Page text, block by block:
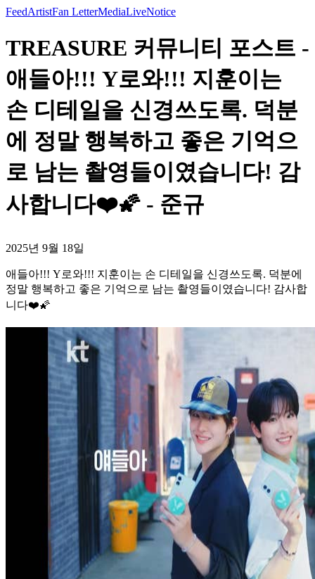
FeedArtistFan LetterMediaLiveNotice
TREASURE 커뮤니티 포스트 -
애들아!!! Y로와!!! 지훈이는
손 디테일을 신경쓰도록. 덕분
에 정말 행복하고 좋은 기억으
로 남는 촬영들이였습니다! 감
사합니다❤️🌠 - 준규
2025년 9월 18일
애들아!!! Y로와!!! 지훈이는 손 디테일을 신경쓰도록. 덕분에
정말 행복하고 좋은 기억으로 남는 촬영들이였습니다! 감사합
니다❤️🌠